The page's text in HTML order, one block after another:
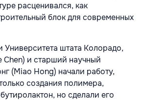
расценивался, как
блок для современных
штата Колорадо,
Chen) и старший научный
(Miao Hong) начали работу,
создания полимера,
но сделали его